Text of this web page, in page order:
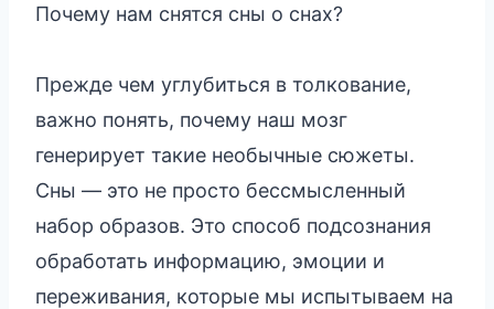
Почему нам снятся сны о снах?
Прежде чем углубиться в толкование,
важно понять, почему наш мозг
генерирует такие необычные сюжеты.
Сны — это не просто бессмысленный
набор образов. Это способ подсознания
обработать информацию, эмоции и
переживания, которые мы испытываем на